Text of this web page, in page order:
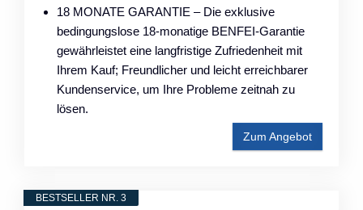
18 MONATE GARANTIE – Die exklusive
bedingungslose 18-monatige BENFEI-Garantie
gewährleistet eine langfristige Zufriedenheit mit
Ihrem Kauf; Freundlicher und leicht erreichbarer
Kundenservice, um Ihre Probleme zeitnah zu
lösen.
Zum Angebot
BESTSELLER NR. 3